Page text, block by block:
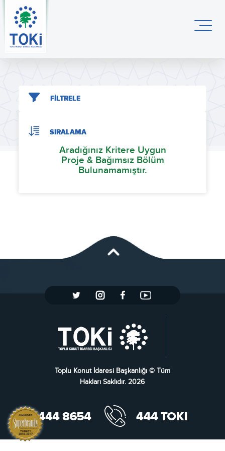
FİLTRELE
SIRALAMA
Aradığınız Kritere Uygun
Proje & Bağımsız Bölüm
Bulunamamıştır.
Toplu Konut İdaresi Başkanlığı © Tüm
Hakları Saklıdır. 2026